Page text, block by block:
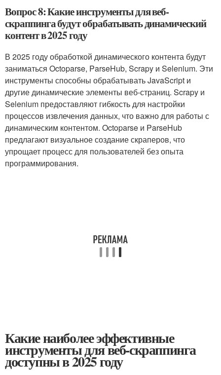
Вопрос 8: Какие инструменты для веб-
скраппинга будут обрабатывать динамический
контент в 2025 году
В 2025 году обработкой динамического контента будут
заниматься Octoparse, ParseHub, Scrapy и Selenium. Эти
инструменты способны обрабатывать JavaScript и
другие динамические элементы веб-страниц. Scrapy и
Selenium предоставляют гибкость для настройки
процессов извлечения данных, что важно для работы с
динамическим контентом. Octoparse и ParseHub
предлагают визуальное создание скраперов, что
упрощает процесс для пользователей без опыта
программирования.
Какие наиболее эффективные
инструменты для веб-скраппинга
доступны в 2025 году